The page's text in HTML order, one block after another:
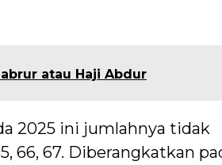
atau Haji Abdur
2025 ini jumlahnya tidak
66, 67. Diberangkatkan